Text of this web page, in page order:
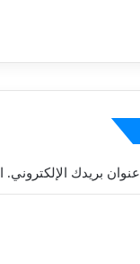
بريدك الإلكتروني.